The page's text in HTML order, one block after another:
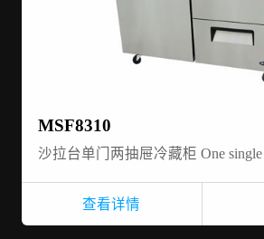
MSF8310
查看详情